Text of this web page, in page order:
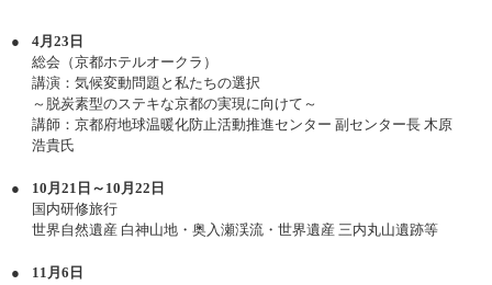
4月23日
総会（京都ホテルオークラ）
講演：気候変動問題と私たちの選択
～脱炭素型のステキな京都の実現に向けて～
講師：京都府地球温暖化防止活動推進センター 副センター長 木原
浩貴氏
10月21日～10月22日
国内研修旅行
世界自然遺産 白神山地・奥入瀬渓流・世界遺産 三内丸山遺跡等
11月6日